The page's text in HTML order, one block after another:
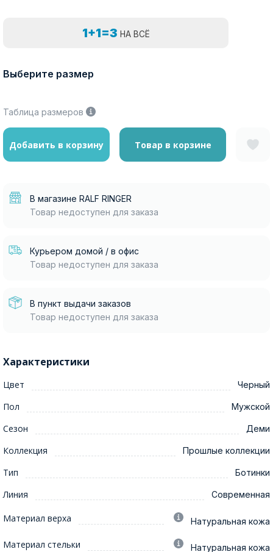
1+1=3 НА ВСЁ
Выберите размер
Таблица размеров
Добавить в корзину Товар в корзине
В магазине RALF RINGER
Товар недоступен для заказа
Курьером домой / в офис
Товар недоступен для заказа
В пункт выдачи заказов
Товар недоступен для заказа
Характеристики
Цвет Черный
Пол Мужской
Сезон Деми
Коллекция Прошлые коллекции
Тип Ботинки
Линия Современная
Материал верха Натуральная кожа
Материал стельки Натуральная кожа